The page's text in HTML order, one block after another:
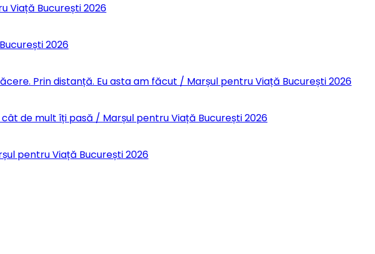
Viață București 2026
2026
Prin distanță. Eu asta am făcut / Marșul pentru Viață București 2026
de mult îți pasă / Marșul pentru Viață București 2026
pentru Viață București 2026